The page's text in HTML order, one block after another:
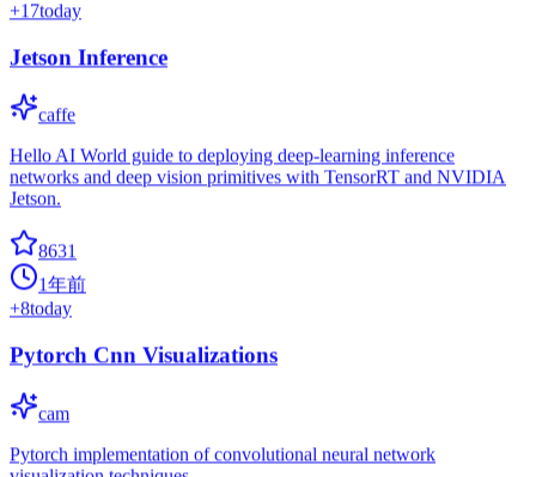
+17today
Jetson Inference
caffe
Hello AI World guide to deploying deep-learning inference
networks and deep vision primitives with TensorRT and NVIDIA
Jetson.
8631
1年前
+8today
Pytorch Cnn Visualizations
cam
Pytorch implementation of convolutional neural network